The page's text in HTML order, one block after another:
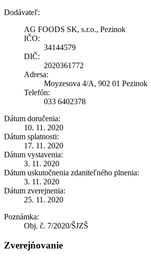
Dodávateľ:
AG FOODS SK, s.r.o., Pezinok
IČO:
34144579
DIČ:
2020361772
Adresa:
Moyzesova 4/A, 902 01 Pezinok
Telefón:
033 6402378
Dátum doručenia:
10. 11. 2020
Dátum splatnosti:
17. 11. 2020
Dátum vystavenia:
3. 11. 2020
Dátum uskutočnenia zdaniteľného plnenia:
3. 11. 2020
Dátum zverejnenia:
25. 11. 2020
Poznámka:
Obj. č. 7/2020/ŠJZŠ
Zverejňovanie